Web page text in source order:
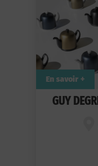
GUY
En savoir +